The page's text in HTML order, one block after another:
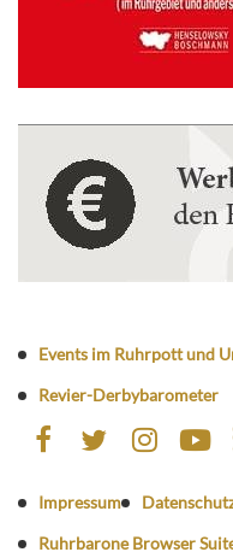
Events im Ruhrpott und
Revier-Derbybarometer
Impressum
Ruhrbarone Browser